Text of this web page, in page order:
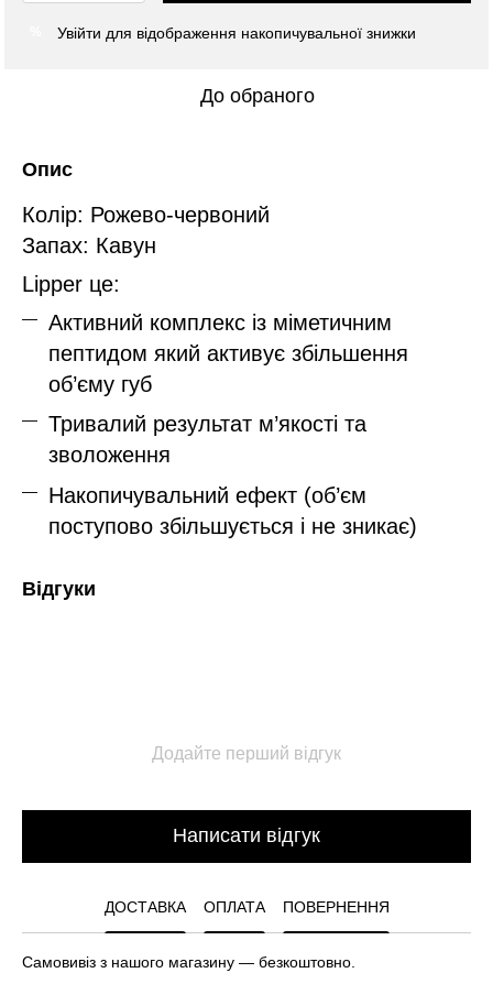
Увійти для відображення накопичувальної знижки
До обраного
Опис
Колір: Рожево-червоний
Запах: Кавун
Lipper це:
Активний комплекс із міметичним
пептидом який активує збільшення
об’єму губ
Тривалий результат м’якості та
зволоження
Накопичувальний ефект (об’єм
поступово збільшується і не зникає)
Відгуки
Додайте перший відгук
Написати відгук
ДОСТАВКА ОПЛАТА ПОВЕРНЕННЯ
Самовивіз з нашого магазину — безкоштовно.